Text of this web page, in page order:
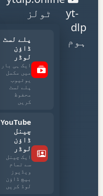
yt-
dlp
ہوم
ٹولز
پلے لسٹ
ڈاؤن
لوڈر
ایک ہی بار
میں مکمل
یوٹیوب
پلے لسٹ
محفوظ
کریں
YouTube
چینل
ڈاؤن
لوڈر
ایک چینل
سے تمام
ویڈیوز
بیچ ڈاؤن
لوڈ کریں